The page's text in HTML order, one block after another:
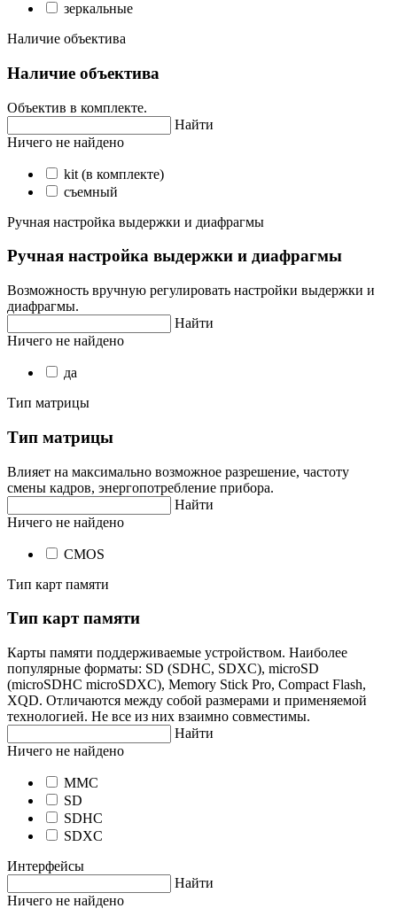
зеркальные
Наличие объектива
Наличие объектива
Объектив в комплекте.
Найти
Ничего не найдено
kit (в комплекте)
съемный
Ручная настройка выдержки и диафрагмы
Ручная настройка выдержки и диафрагмы
Возможность вручную регулировать настройки выдержки и
диафрагмы.
Найти
Ничего не найдено
да
Тип матрицы
Тип матрицы
Влияет на максимально возможное разрешение, частоту
смены кадров, энергопотребление прибора.
Найти
Ничего не найдено
CMOS
Тип карт памяти
Тип карт памяти
Карты памяти поддерживаемые устройством. Наиболее
популярные форматы: SD (SDHC, SDXC), microSD
(microSDHC microSDXC), Memory Stick Pro, Compact Flash,
XQD. Отличаются между собой размерами и применяемой
технологией. Не все из них взаимно совместимы.
Найти
Ничего не найдено
MMC
SD
SDHC
SDXC
Интерфейсы
Найти
Ничего не найдено